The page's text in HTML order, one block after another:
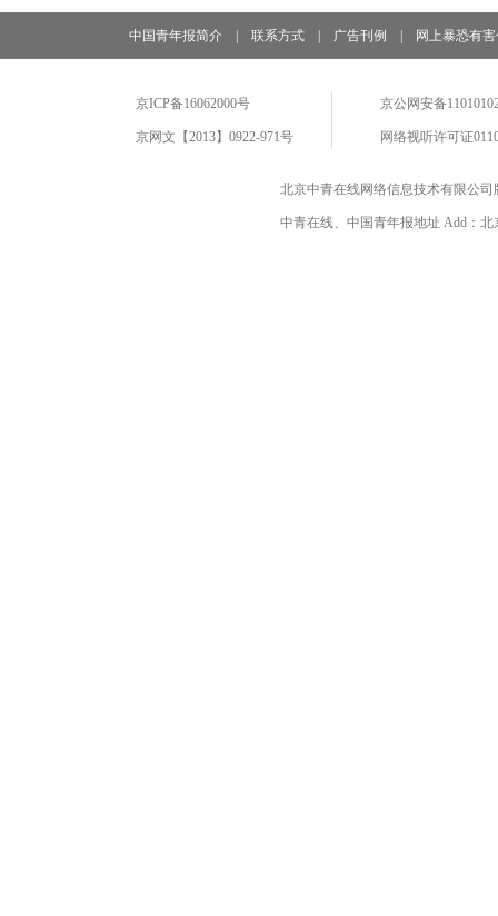
中国青年报简介 联系方式 广告刊例 网上暴恐有
京ICP备16062000号
京网文【2013】0922-971号
京公网安备
网络视听许可证
北京中青在线网络信息技术有限公
中青在线、中国青年报地址 Add：北